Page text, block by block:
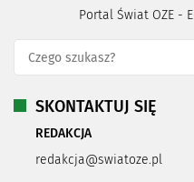
Portal Świat OZE -
SKONTAKTUJ SIĘ
REDAKCJA
redakcja@swiatoze.pl